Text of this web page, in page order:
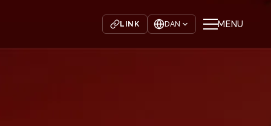
LINK DAN MENU